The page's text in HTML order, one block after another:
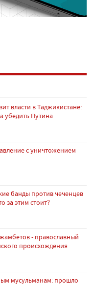
власти в Таджикистане:
убедить Путина
с уничтожением
банды против чеченцев
за этим стоит?
- православный
происхождения
мусульманам: прошло